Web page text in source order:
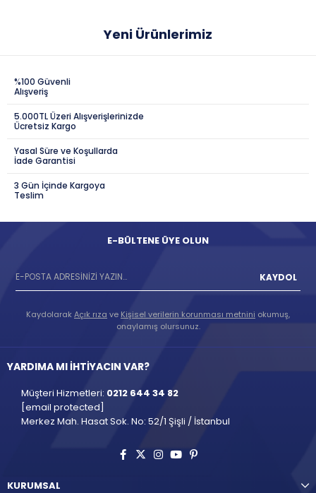
Yeni Ürünlerimiz
%100 Güvenli
Alışveriş
5.000TL Üzeri Alışverişlerinizde
Ücretsiz Kargo
Yasal Süre ve Koşullarda
İade Garantisi
3 Gün İçinde Kargoya
Teslim
E-BÜLTENE ÜYE OLUN
KAYDOL
KaydolarakAçık rıza ve Kişisel verilerin korunması metnini okumuş,
onaylamış olursunuz.
YARDIMA MI İHTİYACIN VAR?
Müşteri Hizmetleri: 0212 644 34 82
[email protected]
Merkez Mah. Hasat Sok. No: 52/1 Şişli / İstanbul
KURUMSAL